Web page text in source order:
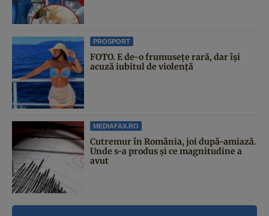
PROSPORT
FOTO. E de-o frumusețe rară, dar își
acuză iubitul de violență
MEDIAFAX.RO
Cutremur în România, joi după-amiază.
Unde s-a produs și ce magnitudine a
avut